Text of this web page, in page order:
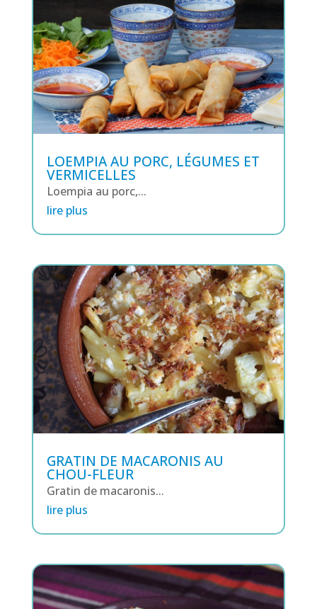
LOEMPIA AU PORC, LÉGUMES ET
VERMICELLES
Loempia au porc,...
lire plus
GRATIN DE MACARONIS AU
CHOU-FLEUR
Gratin de macaronis...
lire plus